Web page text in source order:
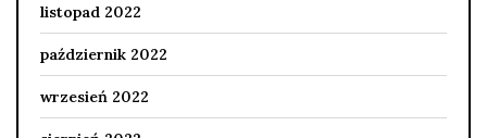
listopad 2022
październik 2022
wrzesień 2022